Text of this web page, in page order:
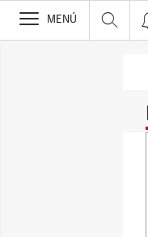
>
MENÚ